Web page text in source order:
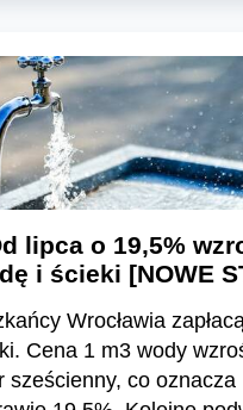
lipca o 19,5%
i ścieki [NOWE
Wrocławia
Cena 1 m3 wody
sześcienny, co oznacza